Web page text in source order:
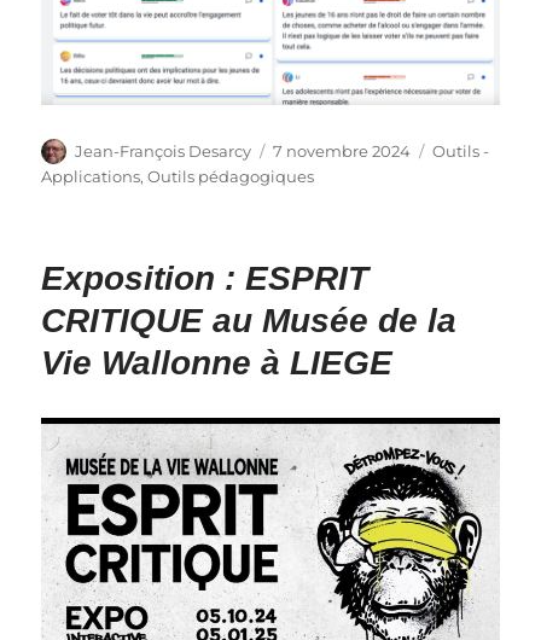
Auteur
Jean-François Desarcy
Publié
le
7 novembre 2024 Catégories
Outils -
Applications,Outils pédagogiques
Exposition : ESPRIT
CRITIQUE au Musée de la
Vie Wallonne à LIEGE